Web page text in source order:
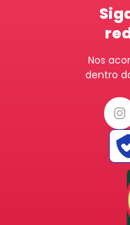
Nos
dentro